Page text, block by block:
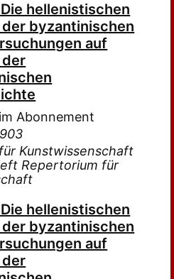
hellenistischen
byzantinischen
auf
Abonnement
Kunstwissenschaft
Repertorium für
hellenistischen
byzantinischen
auf